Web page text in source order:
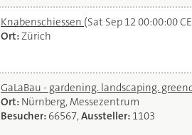
Knabenschiessen (Sat Sep 12 00:00:00
Ort:Zürich
GaLaBau - gardening. landscaping.
Ort: Nürnberg, Messezentrum
Besucher: 66567,Aussteller: 1103